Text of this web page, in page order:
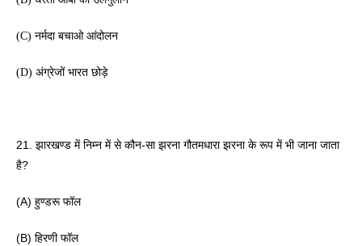
(C) नर्मदा बचाओ आंदोलन
(D) अंग्रेजों भारत छोड़े
21. झारखण्ड में निम्न में से कौन-सा झरना गौतमधारा झरना के रूप में भी जाना जाता
है?
(A) हुण्डरू फॉल
(B) हिरणी फॉल